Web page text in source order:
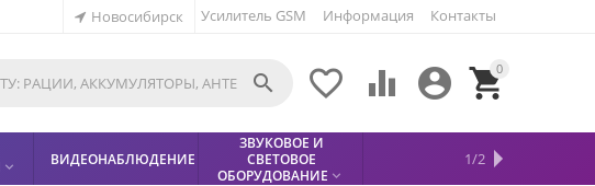
Усилитель GSM Информация Контакты
Новосибирск
0


 

 ВИДЕОНАБЛЮДЕНИЕ
ЗВУКОВОЕ И
СВЕТОВОЕ
ОБОРУДОВАНИЕ 
МЕТАЛЛОДЕТЕКТОР
СФИНКС (SPHINX)
БЕЗОПАСНОСТЬ 
КИСЛОТНЫЕ
АККУМУЛЯТОРЫ 
1/2